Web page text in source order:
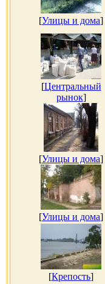
[Улицы и дома]
[Центральный
рынок]
[Улицы и дома]
[Улицы и дома]
[Крепость]